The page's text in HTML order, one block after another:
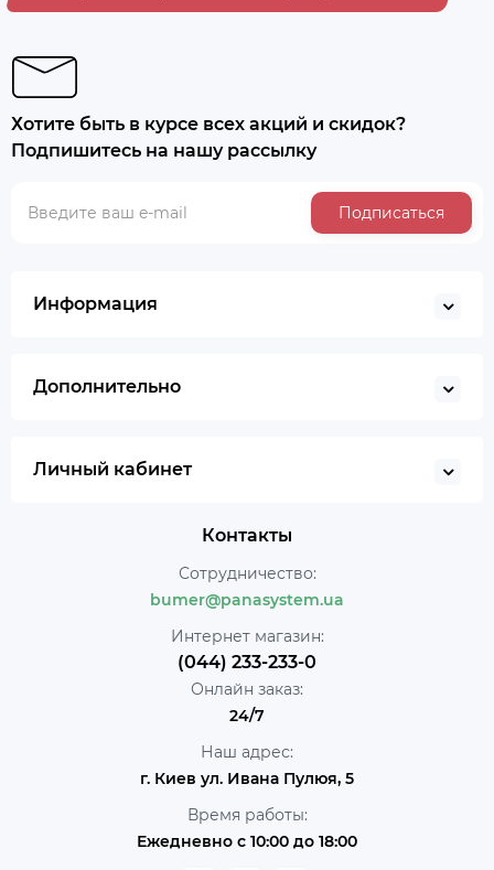
Хотите быть в курсе всех акций и скидок?
Подпишитесь на нашу рассылку
Подписаться
Информация
Дополнительно
Личный кабинет
Контакты
Сотрудничество:
bumer@panasystem.ua
Интернет магазин:
(044) 233-233-0
Онлайн заказ:
24/7
Наш адрес:
г. Киев ул. Ивана Пулюя, 5
Время работы:
Ежедневно с 10:00 до 18:00